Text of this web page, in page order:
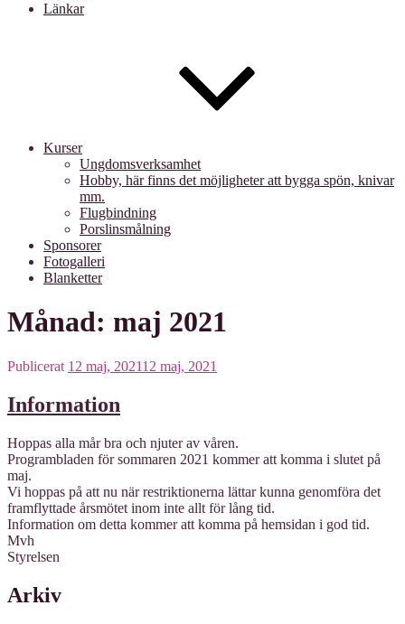
Länkar
Kurser
Ungdomsverksamhet
Hobby, här finns det möjligheter att bygga spön, knivar
mm.
Flugbindning
Porslinsmålning
Sponsorer
Fotogalleri
Blanketter
Månad: maj 2021
Publicerat 12 maj, 202112 maj, 2021
Information
Hoppas alla mår bra och njuter av våren.
Programbladen för sommaren 2021 kommer att komma i slutet på
maj.
Vi hoppas på att nu när restriktionerna lättar kunna genomföra det
framflyttade årsmötet inom inte allt för lång tid.
Information om detta kommer att komma på hemsidan i god tid.
Mvh
Styrelsen
Arkiv